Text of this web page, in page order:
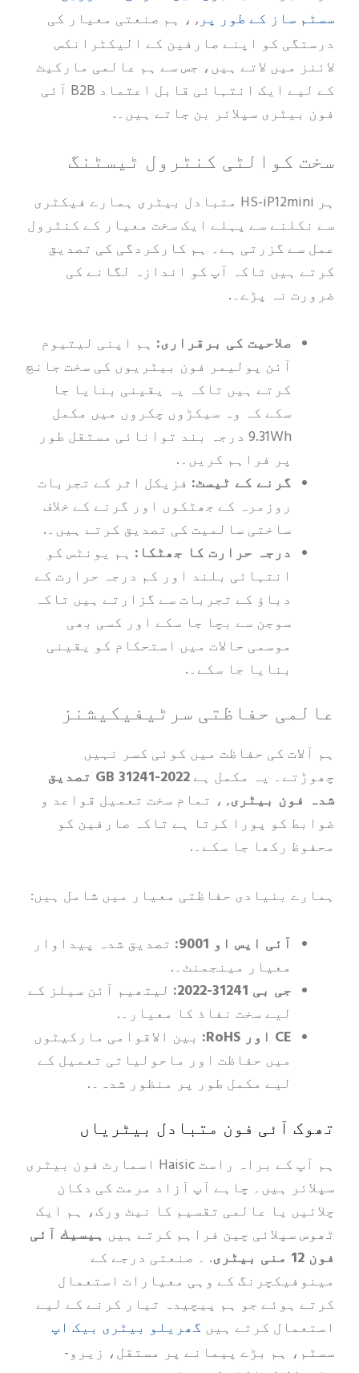
کے طور پر, ، ہم صنعتی معیار کی
کو اپنے صارفین کے الیکٹرانکس
میں لاتے ہیں، جس سے ہم عالمی مارکیٹ
کے لیے ایک انتہائی قابل اعتماد B2B آئی
سپلائر بن جاتے ہیں۔.
کوالٹی کنٹرول ٹیسٹنگ
ہر HS-iP12mini متبادل بیٹری ہمارے فیکٹری
سے پہلے ایک سخت معیار کے کنٹرول
گزرتی ہے۔ ہم کارکردگی کی تصدیق
ہیں تاکہ آپ کو اندازہ لگانے کی
نہ پڑے۔.
صلاحیت کی برقراری:ہم اپنی لیتیوم
آئن پولیمر فون بیٹریوں کی سخت جانچ
کرتے ہیں تاکہ یہ یقینی بنایا جا
سکے کہ وہ سیکڑوں چکروں میں مکمل
9.31Wh درجہ بند توانائی مستقل طور
پر فراہم کریں۔.
گرنے کے ٹیسٹ:فزیکل اثر کے تجربات
روزمرہ کے جھٹکوں اور گرنے کے خلاف
ساختی سالمیت کی تصدیق کرتے ہیں۔.
درجہ حرارت کا جھٹکا:ہم یونٹس کو
انتہائی بلند اور کم درجہ حرارت کے
دباؤ کے تجربات سے گزارتے ہیں تاکہ
سوجن سے بچا جا سکے اور کسی بھی
موسمی حالات میں استحکام کو یقینی
بنایا جا سکے۔.
حفاظتی سرٹیفیکیشنز
کی حفاظت میں کوئی کسر نہیں
یہ مکمل ہے
GB 31241-2022 تصدیق
بیٹری, ، تمام سخت تعمیل قواعد و
کو پورا کرتا ہے تاکہ صارفین کو
رکھا جا سکے۔.
بنیادی حفاظتی معیار میں شامل ہیں:
آئی ایس او 9001:
تصدیق شدہ پیداوار
معیار مینجمنٹ۔.
جی بی 31241-2022:
لیتھیم آئن سیلز کے
لیے سخت نفاذ کا معیار۔.
بین الاقوامی مارکیٹوں
میں حفاظت اور ماحولیاتی تعمیل کے
لیے مکمل طور پر منظور شدہ۔.
آئی فون متبادل بیٹریاں
ہم آپ کے براہ راست Haisic اسمارٹ فون بیٹری
ہیں۔ چاہے آپ آزاد مرمت کی دکان
یا عالمی تقسیم کا نیٹ ورک، ہم ایک
چین فراہم کرتے ہیںہیسیك آئی
. ۔ صنعتی درجے کے
کے وہی معیارات استعمال
جو ہم پیچیدہ تیار کرنے کے لیے
کرتے ہیںگھریلو بیٹری بیک اپ
ہم بڑے پیمانے پر مستقل، زیرو-